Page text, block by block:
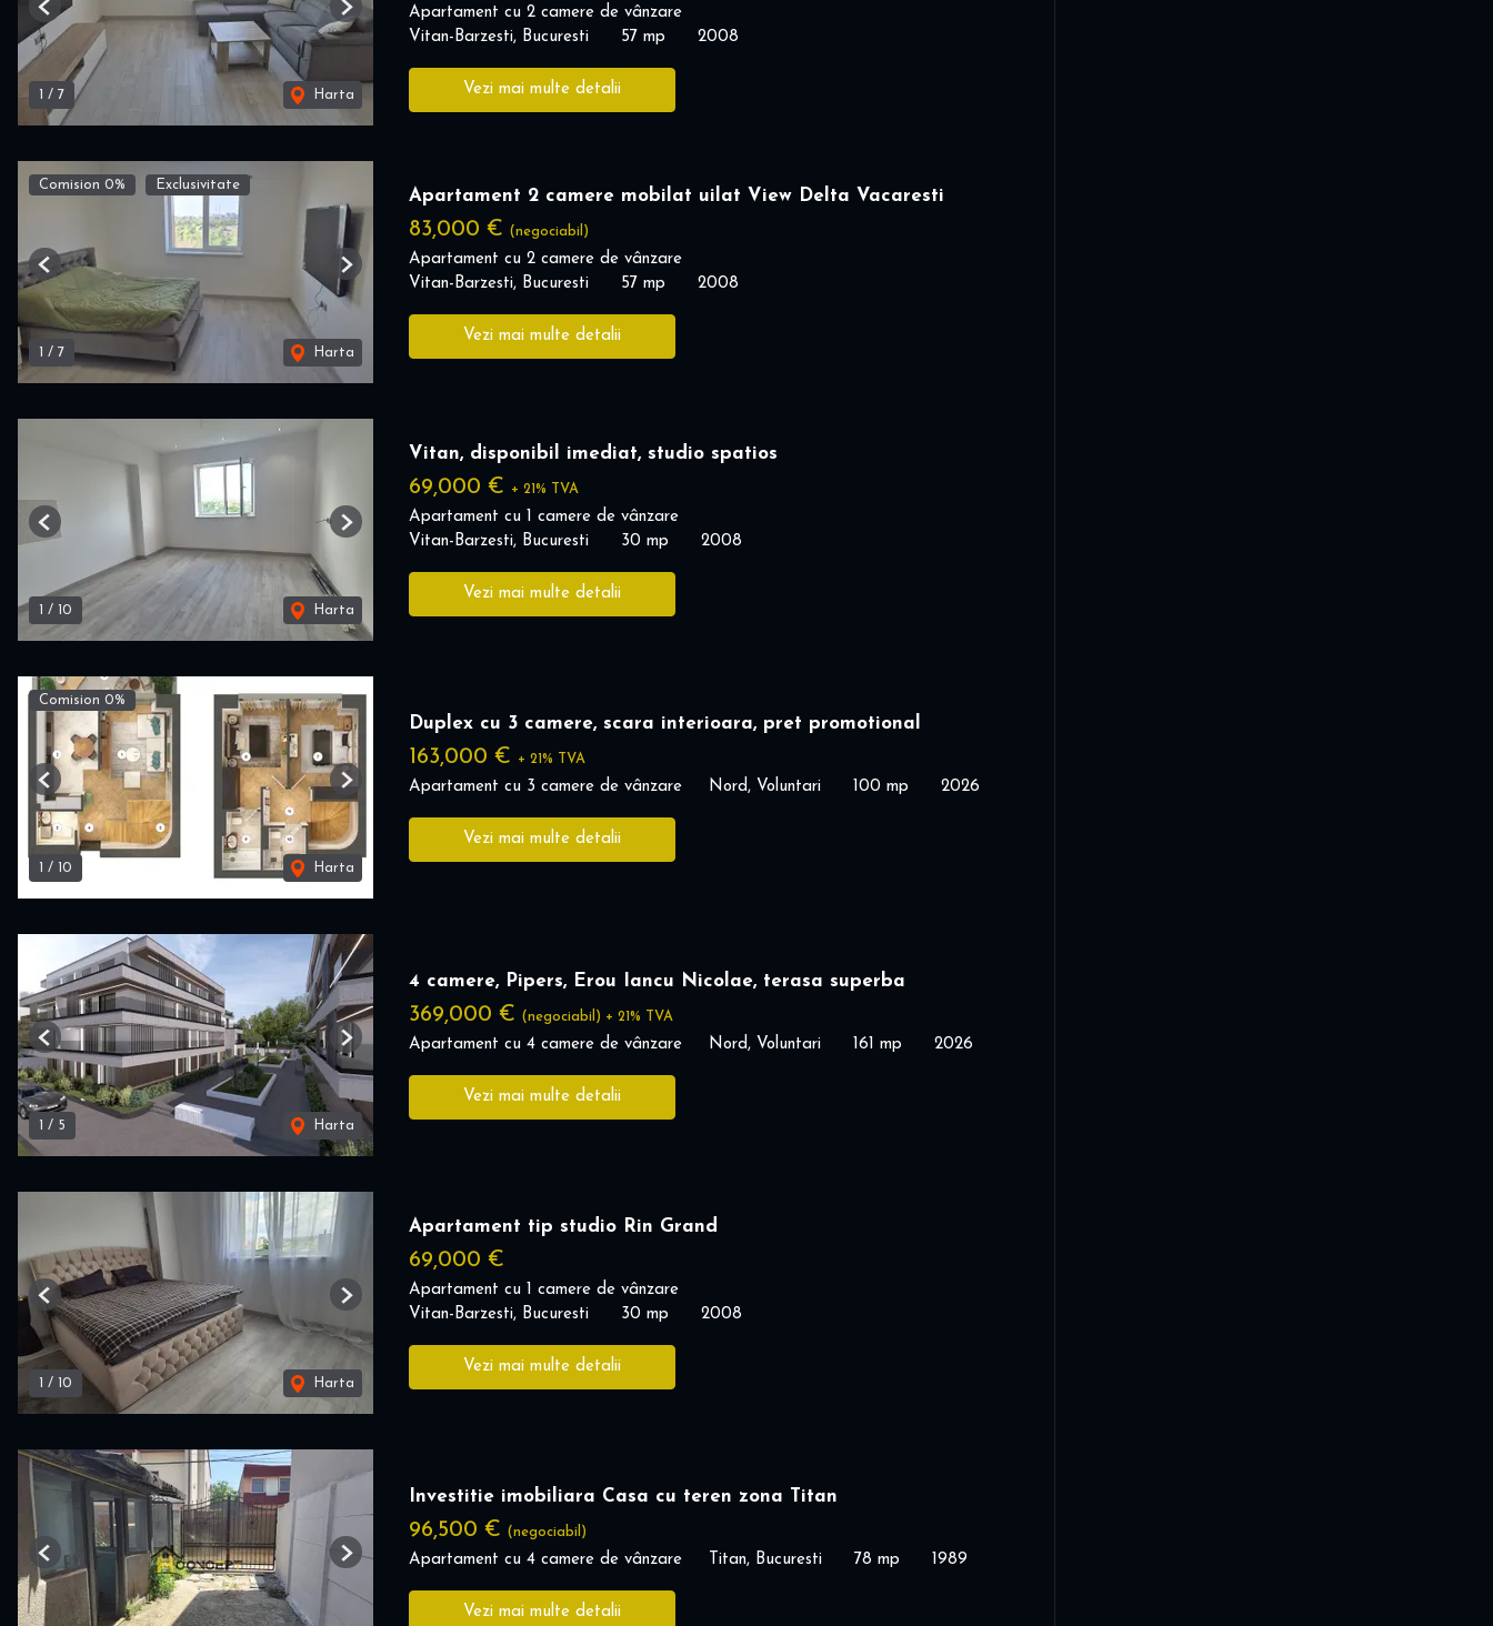
1 / 7 Harta
Previous Next
Apartament cu 2 camere de vânzare
Vitan-Barzesti, Bucuresti
57 mp 2008
Vezi mai multe detalii
Comision 0% Exclusivitate
1 / 7 Harta
Previous Next
Apartament 2 camere mobilat uilat View Delta Vacaresti
83,000 € (negociabil)
Apartament cu 2 camere de vânzare
Vitan-Barzesti, Bucuresti
57 mp 2008
Vezi mai multe detalii
1 / 10 Harta
Previous Next
Vitan, disponibil imediat, studio spatios
69,000 € + 21% TVA
Apartament cu 1 camere de vânzare
Vitan-Barzesti, Bucuresti
30 mp 2008
Vezi mai multe detalii
Comision 0%
1 / 10 Harta
Previous Next
Duplex cu 3 camere, scara interioara, pret promotional
163,000 € + 21% TVA
Apartament cu 3 camere de vânzare Nord, Voluntari 100 mp 2026
Vezi mai multe detalii
1 / 5 Harta
Previous Next
4 camere, Pipers, Erou Iancu Nicolae, terasa superba
369,000 € (negociabil) + 21% TVA
Apartament cu 4 camere de vânzare Nord, Voluntari 161 mp 2026
Vezi mai multe detalii
1 / 10 Harta
Previous Next
Apartament tip studio Rin Grand
69,000 €
Apartament cu 1 camere de vânzare
Vitan-Barzesti, Bucuresti
30 mp 2008
Vezi mai multe detalii
Previous Next
Investitie imobiliara Casa cu teren zona Titan
96,500 € (negociabil)
Apartament cu 4 camere de vânzare Titan, Bucuresti 78 mp 1989
Vezi mai multe detalii